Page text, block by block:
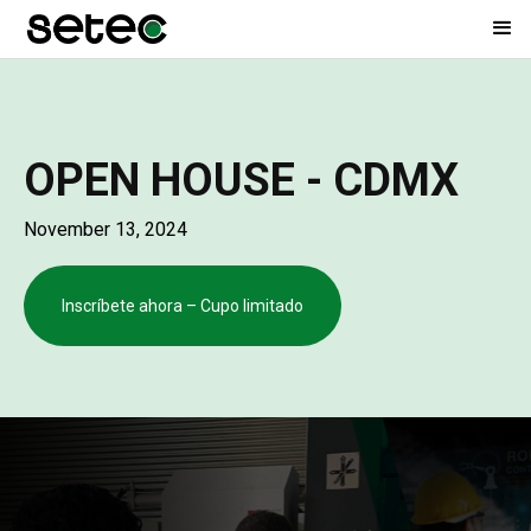
OPEN HOUSE - CDMX
November 13, 2024
Inscríbete ahora – Cupo limitado